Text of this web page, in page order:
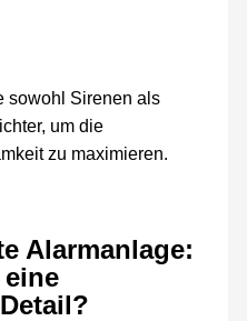
sowohl Sirenen als
um die
zu maximieren.
Alarmanlage: